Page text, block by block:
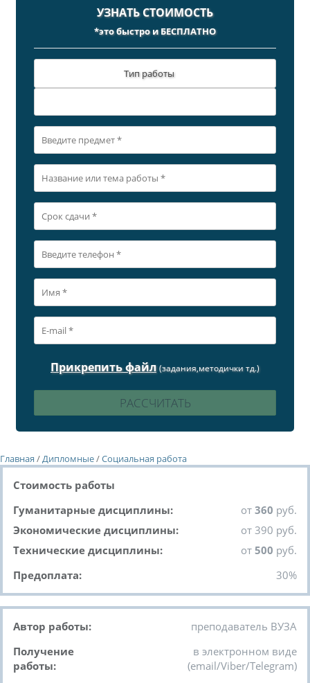
УЗНАТЬ СТОИМОСТЬ
*это быстро и БЕСПЛАТНО
Тип работы
Прикрепить файл (задания,методички тд.)
Главная /Дипломные/Социальная работа
Стоимость работы
Гуманитарные дисциплины:
от 360 руб.
Экономические дисциплины:
от 390 руб.
Технические дисциплины:
от 500 руб.
Предоплата:
30%
Автор работы:
преподаватель ВУЗА
Получение
работы:
в электронном виде
(email/Viber/Telegram)